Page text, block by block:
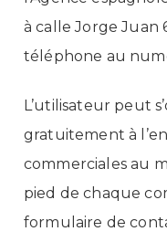
à calle Jorge Juan
téléphone au
L’utilisateur peut
gratuitement à
commerciales au
pied de chaque
formulaire de